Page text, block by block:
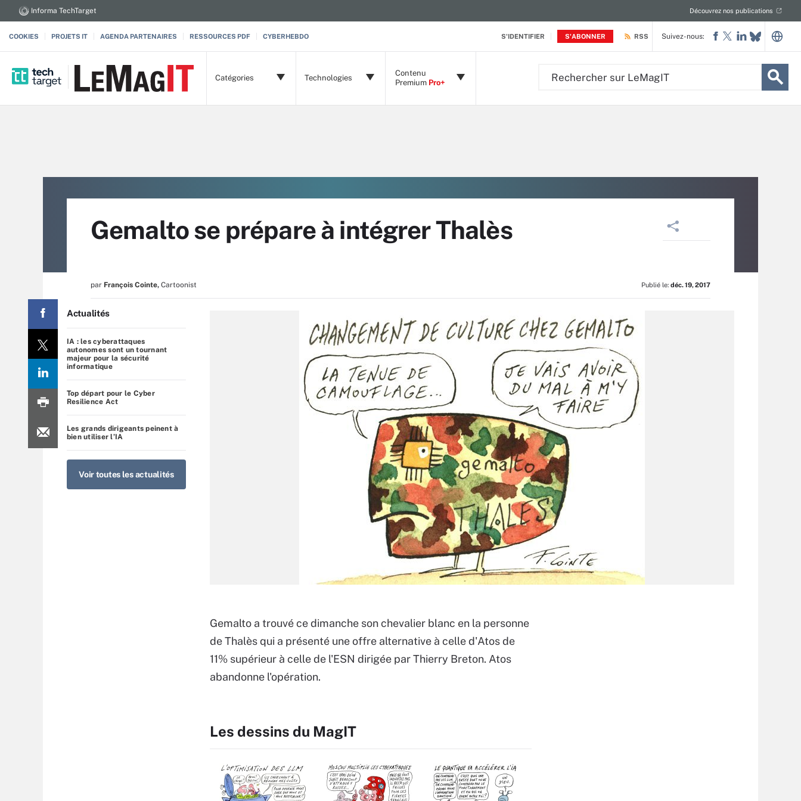
S'IDENTIFIER S'ABONNER
Informa TechTarget Découvrez nos publications
COOKIES PROJETS IT AGENDA PARTENAIRES RESSOURCES PDF CYBERHEBDO RSS
Catégories Technologies
Contenu
Premium Pro+
Suivez-nous:
Gemalto se prépare à intégrer Thalès
par François Cointe, Cartoonist Publié le: déc. 19, 2017
Actualités
IA : les cyberattaques
autonomes sont un tournant
majeur pour la sécurité
informatique
Top départ pour le Cyber
Resilience Act
Les grands dirigeants peinent à
bien utiliser l’IA
Voir toutes les actualités
Gemalto a trouvé ce dimanche son chevalier blanc en la personne
de Thalès qui a présenté une offre alternative à celle d'Atos de
11% supérieur à celle de l'ESN dirigée par Thierry Breton. Atos
abandonne l'opération.
Les dessins du MagIT